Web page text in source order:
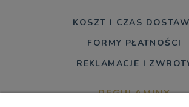
KOSZT I CZAS
FORMY PŁATNOŚCI
REKLAMACJE I
REGULAMINY